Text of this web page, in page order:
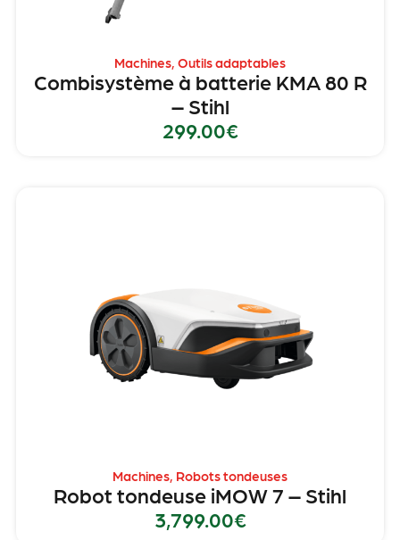
Machines, Outils adaptables
Combisystème à batterie KMA 80 R
– Stihl
299.00€
Machines, Robots tondeuses
Robot tondeuse iMOW 7 – Stihl
3,799.00€